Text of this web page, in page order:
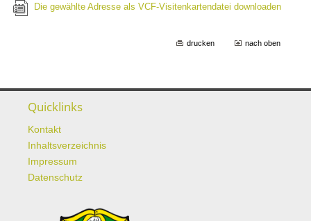
Die gewählte Adresse als VCF-Visitenkartendatei downloaden
drucken nach oben
Quicklinks
Kontakt
Inhaltsverzeichnis
Impressum
Datenschutz